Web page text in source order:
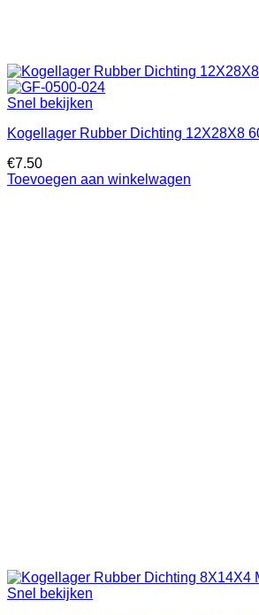
Snel bekijken
Kogellager Rubber Dichting 12X28X8
€7.50
Toevoegen aan winkelwagen
Snel bekijken